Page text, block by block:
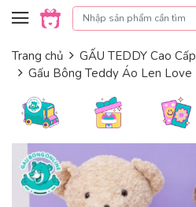
Skip to content
Trang chủ
GẤU TEDDY Cao Cấp
Gấu Bông Teddy Áo Len Love